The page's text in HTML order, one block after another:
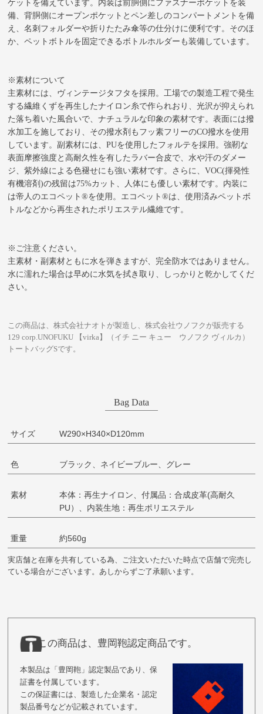
ケットを備えています。内装は前胴側にファスナーポケットを装
備、背胴側にオープンポケットとペン差しのコンパートメントを備
え、名刺フォルダーや折りたたみ傘等の仕分けに便利です。そのほ
か、ペットボトルを固定できるボトルホルダーも装備しています。
※素材について
主素材には、ヴィンテージタフタを採用。工場での製造工程で発生
する繊維くずを再生したナイロン糸で作られおり、光沢が抑えられ
た落ち着いた風合いで、ナチュラルな印象の素材です。表面には撥
水加工を施しており、その撥水剤もフッ素フリーのCO撥水を使用
しています。副素材には、PUを使用したフォルテを採用。強靭な
表面摩擦強度と高耐久性を有したラバー合皮で、水や汗のダメー
ジ、紫外線による色褪せにも強い素材です。さらに、VOC(揮発性
有機溶剤)の残留は75%カット、人体にも優しい素材です。内装に
は帝人のエコペット®を使用。エコペット®は、使用済みペットボ
トルなどから再生されたポリエステル繊維です。
※ご注意ください。
主素材・副素材ともに水を弾きますが、完全防水ではありません。
水に濡れた場合は早めに水気を拭き取り、しっかりと乾かしてくだ
さい。
この商品は、株式会社ナオトが製造し、株式会社ウノフクが販売する
129 corp.UNOFUKU 【virka】（イチ ニー キュー ウノフク ヴィルカ）
トートバッグSです。
Bag Data
サイズ W290×H340×D120mm
色 ブラック、ネイビーブルー、グレー
素材
本体：再生ナイロン、付属品：合成皮革(高耐久
PU）、内装生地：再生ポリエステル
重量 約560g
実店舗と在庫を共有している為、ご注文いただいた時点で店舗で完売し
ている場合がございます。あしからずご了承願います。
この商品は、豊岡鞄認定商品です。
本製品は「豊岡鞄」認定製品であり、保
証書を付属しています。
この保証書には、製造した企業名・認定
製品番号などが記載されています。